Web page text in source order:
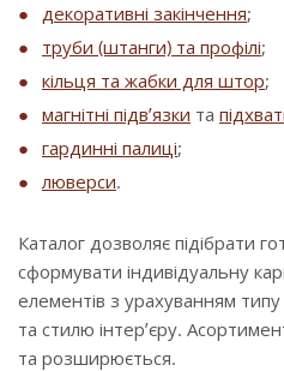
декоративні закінчення;
труби (штанги) та профілі;
кільця та жабки для штор;
магнітні підв’язки та
гардинні палиці;
люверси.
Каталог дозволяє підібрати
сформувати індивідуальну
елементів з урахуванням
та стилю інтер’єру.
та розширюється.